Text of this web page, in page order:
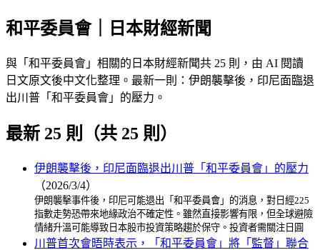
和平委員會｜日本財經新聞
與「和平委員會」相關的日本財經新聞共 25 則，由 AI 閱讀
日文原文後中文化整理。最新一則：伊朗襲擊後，印尼面臨退
出川普「和平委員會」的壓力。
最新 25 則（共 25 則）
伊朗襲擊後，印尼面臨退出川普「和平委員會」的壓力
（2026/3/4）
伊朗襲擊事件後，印尼可能退出「和平委員會」的消息，對日經225
指數走勢恐帶來地緣政治不確定性。雖然直接影響有限，但全球避險
情緒升溫可能導致日本股市投資策略趨於保守。投資者需關注日圓
川普首次會晤時表示，「和平委員會」將「監督」聯合